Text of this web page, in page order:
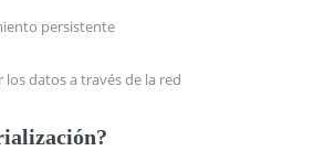
persistente
datos a través de la red